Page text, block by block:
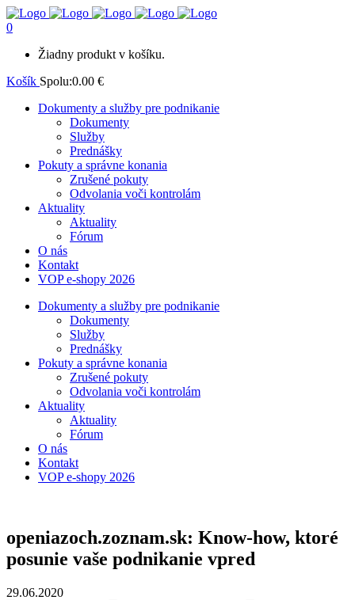
0
Žiadny produkt v košíku.
Košík Spolu:0.00 €
Dokumenty a služby pre podnikanie
Dokumenty
Služby
Prednášky
Pokuty a správne konania
Zrušené pokuty
Odvolania voči kontrolám
Aktuality
Aktuality
Fórum
O nás
Kontakt
VOP e-shopy 2026
Dokumenty a služby pre podnikanie
Dokumenty
Služby
Prednášky
Pokuty a správne konania
Zrušené pokuty
Odvolania voči kontrolám
Aktuality
Aktuality
Fórum
O nás
Kontakt
VOP e-shopy 2026
openiazoch.zoznam.sk: Know-how, ktoré
posunie vaše podnikanie vpred
29.06.2020